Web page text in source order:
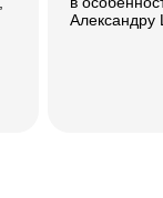
Александру